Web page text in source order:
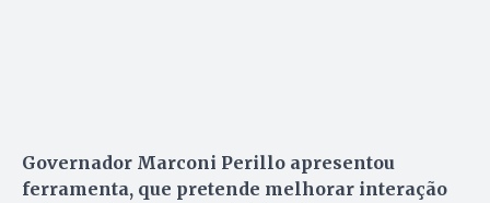
Governador Marconi Perillo apresentou
ferramenta, que pretende melhorar interação